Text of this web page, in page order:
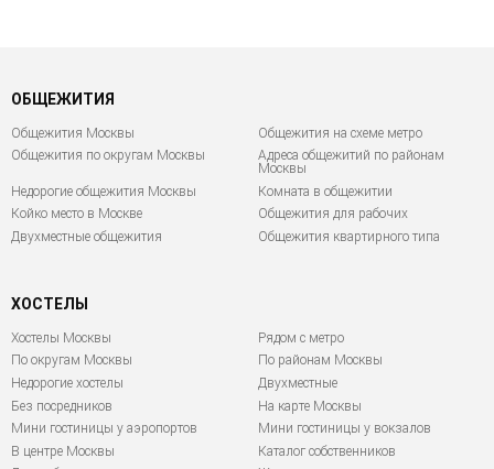
ОБЩЕЖИТИЯ
Общежития Москвы
Общежития на схеме метро
Общежития по округам Москвы
Адреса общежитий по районам
Москвы
Недорогие общежития Москвы
Комната в общежитии
Койко место в Москве
Общежития для рабочих
Двухместные общежития
Общежития квартирного типа
ХОСТЕЛЫ
Хостелы Москвы
По округам Москвы
Недорогие хостелы
Без посредников
Мини гостиницы у аэропортов
В центре Москвы
Рядом с метро
По районам Москвы
Двухместные
На карте Москвы
Мини гостиницы у вокзалов
Каталог собственников